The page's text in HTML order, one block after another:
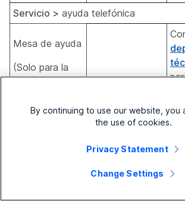
Servicio > ayuda telefónica
Mesa de ayuda
(Solo para la
Configuración de teclas >línea de
Valor
By continuing to use our website, you
the use of cookies.
Privacy Statement
Change Settings